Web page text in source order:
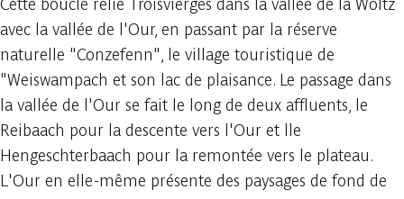
avec la vallée de l'Our, en passant par la réserve
naturelle "Conzefenn", le village touristique de
"Weiswampach et son lac de plaisance. Le passage dans
la vallée de l'Our se fait le long de deux affluents, le
Reibaach pour la descente vers l'Our et lle
Hengeschterbaach pour la remontée vers le plateau.
L'Our en elle-même présente des paysages de fond de